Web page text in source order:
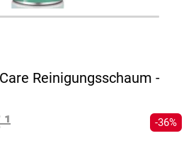
Reinigungsschaum -
¹ -36%